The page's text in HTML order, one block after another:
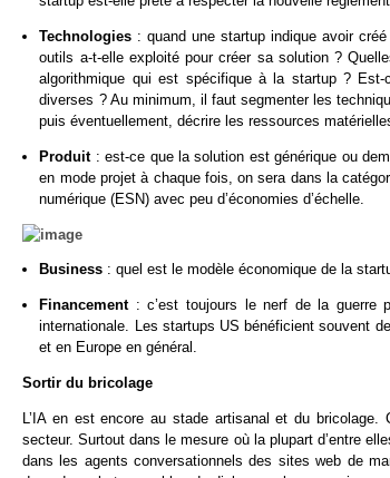
Technologies : quand une startup indique avoir
outils a-t-elle exploité pour créer sa solution ?
algorithmique qui est spécifique à la startup ? Est-
diverses ? Au minimum, il faut segmenter les
puis éventuellement, décrire les ressources
Produit: est-ce que la solution est générique ou
en mode projet à chaque fois, on sera dans la
numérique (ESN) avec peu d’économies d’échelle.
Business : quel est le modèle économique de la
Financement: c’est toujours le nerf de la guerre
internationale. Les startups US bénéficient souvent
et en Europe en général.
Sortir du bricolage
L’IA en est encore au stade artisanal et du
secteur. Surtout dans le mesure où la plupart d’entre
dans les agents conversationnels des sites web de